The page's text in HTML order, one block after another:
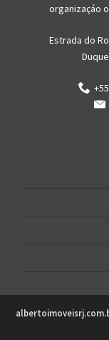
organizaçáo
Estrada do
+55